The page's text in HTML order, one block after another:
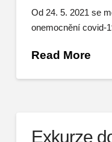
Od 24. 5. 2021 se
onemocnění covid-
Read More
Exkurze